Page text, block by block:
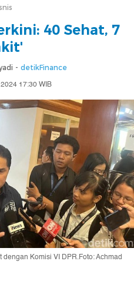
40 Sehat, 7
- detikFinance
17:30 WIB
Komisi VI DPR.Foto: Achmad